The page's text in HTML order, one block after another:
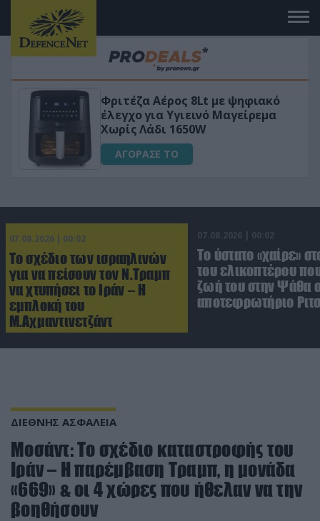
Φριτέζα Αέρος 8Lt με ψηφιακό
έλεγχο για Υγιεινό Μαγείρεμα
Χωρίς Λάδι 1650W
ΑΓΟΡΑΣΕ ΤΟ
07.08.2026 | 00:02
Το σχέδιο των ισραηλινών
για να πείσουν τον Ν.Τραμπ
να χτυπήσει το Ιράν – Η
εμπλοκή του
Μ.Αχμαντινετζάντ
07.08.2026 | 00:02
Το ύστατο «χαίρε»
του ελικοπτέρου
ζωή του στην Ψάθα
αποτεφρωτήριο
ΔΙΕΘΝΗΣ ΑΣΦΑΛΕΙΑ
Μοσάντ: Το σχέδιο καταστροφής του
Ιράν – Η παρέμβαση Τραμπ, η μονάδα
«669» & οι 4 χώρες που ήθελαν να την
βοηθήσουν